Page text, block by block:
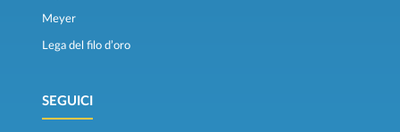
Meyer
Lega del filo d’oro
SEGUICI